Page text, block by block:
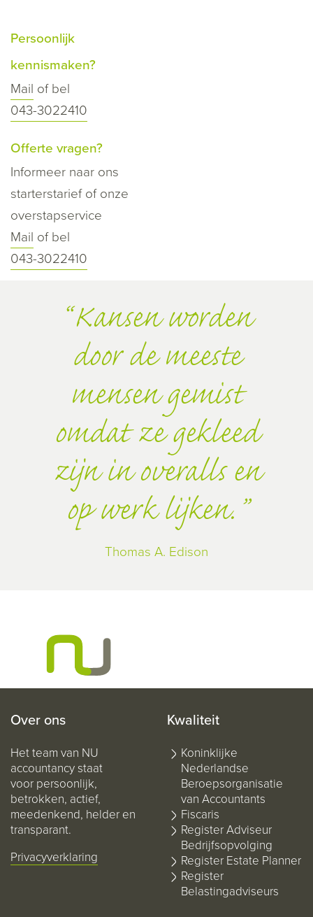
Persoonlijk
kennismaken?
Mail of bel
043-3022410
Offerte vragen?
Informeer naar ons
starterstarief of onze
overstapservice
Mail of bel
043-3022410
Kansen worden
door de meeste
mensen gemist
omdat ze gekleed
zijn in overalls en
op werk lijken.
Thomas A. Edison
Over ons
Het team van NU
accountancy staat
voor persoonlijk,
betrokken, actief,
meedenkend, helder en
transparant.
Privacyverklaring
Kwaliteit
Koninklijke
Nederlandse
Beroepsorganisatie
van Accountants
Fiscaris
Register Adviseur
Bedrijfsopvolging
Register Estate Planner
Register
Belastingadviseurs